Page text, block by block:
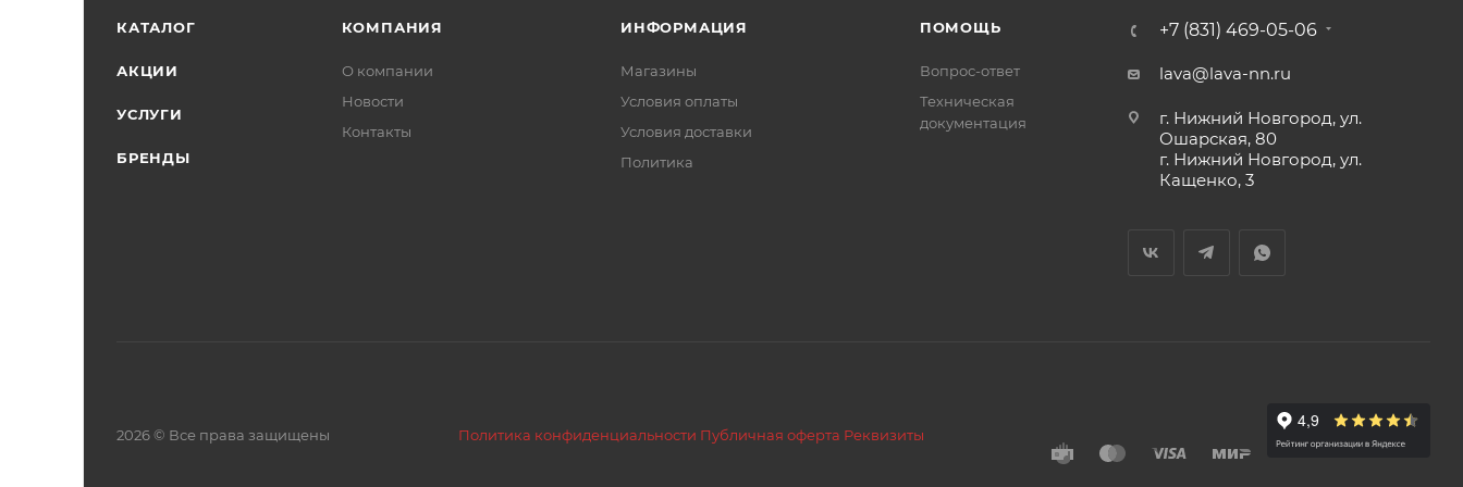
КАТАЛОГ
АКЦИИ
УСЛУГИ
БРЕНДЫ
КОМПАНИЯ
О компании
Новости
Контакты
ИНФОРМАЦИЯ
Магазины
Условия оплаты
Условия доставки
Политика
ПОМОЩЬ
Вопрос-ответ
Техническая
документация
+7 (831) 469-05-06
lava@lava-nn.ru
г. Нижний Новгород, ул.
Ошарская, 80
г. Нижний Новгород, ул.
Кащенко, 3
2026 © Все права защищены Политика конфиденциальности Публичная оферта Реквизиты